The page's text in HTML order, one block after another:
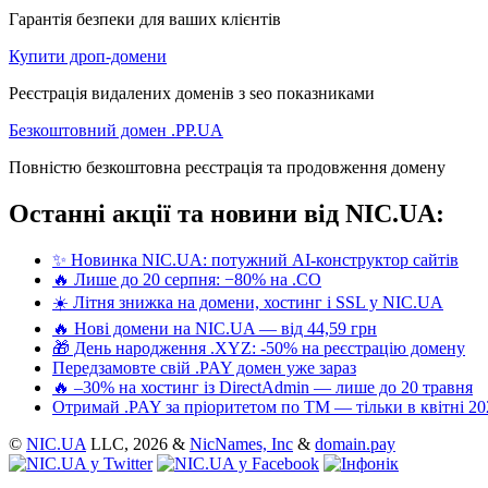
Гарантія безпеки для ваших клієнтів
Купити дроп-домени
Реєстрація видалених доменів з seo показниками
Безкоштовний домен .PP.UA
Повністю безкоштовна реєстрація та продовження домену
Останні акції та новини від NIC.UA:
✨ Новинка NIC.UA: потужний AI-конструктор сайтів
🔥 Лише до 20 серпня: −80% на .CO
☀️ Літня знижка на домени, хостинг і SSL у NIC.UA
🔥 Нові домени на NIC.UA — від 44,59 грн
🎁 День народження .XYZ: -50% на реєстрацію домену
Передзамовте свій .PAY домен уже зараз
🔥 –30% на хостинг із DirectAdmin — лише до 20 травня
Отримай .PAY за пріоритетом по ТМ — тільки в квітні
© NIC.UA LLC, 2026 & NicNames, Inc & domain.pay